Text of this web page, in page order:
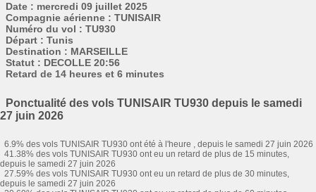
Date : mercredi 09 juillet 2025
Compagnie aérienne : TUNISAIR
Numéro du vol : TU930
Départ : Tunis
Destination : MARSEILLE
Statut : DECOLLE 20:56
Retard de 14 heures et 6 minutes
Ponctualité des vols TUNISAIR TU930 depuis le samedi
27 juin 2026
6.9% des vols TUNISAIR TU930 ont été à l'heure , depuis le samedi 27 juin 2026
41.38% des vols TUNISAIR TU930 ont eu un retard de plus de 15 minutes,
depuis le samedi 27 juin 2026
27.59% des vols TUNISAIR TU930 ont eu un retard de plus de 30 minutes,
depuis le samedi 27 juin 2026